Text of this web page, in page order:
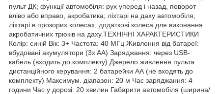
пульт ДК; функції автомобіля: рух уперед і назад, поворот
вліво або вправо, акробатика; ліхтарі на даху автомобіля,
ліхтарі в прозорих колесах, додаткові колеса для виконання
акробатичних трюків на даху.ТЕХНІЧНІ ХАРАКТЕРИСТИКИ
Колір: синій Вік: 3+ Частота: 40 МГц Живлення від батареї:
вбудовані акумулятори (3x AA) Заряджання: через USB-
кабель (входить до комплекту) Джерело живлення пульта
дистанційного керування: 2 батарейки АА (не входять до
комплекту) Максимум. діапазон: 20 м Час заряджання: 4
години Час у дорозі: 20 хвилин Габарити автомобіля (ширина/